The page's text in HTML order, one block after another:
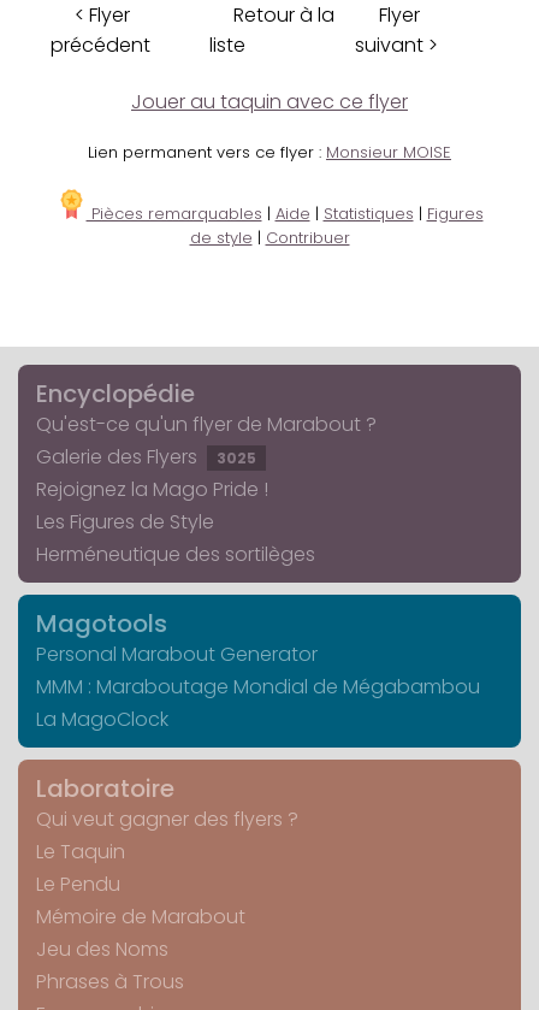
< Flyer
précédent
Retour à la
liste
Flyer
suivant >
Jouer au taquin avec ce flyer
Lien permanent vers ce flyer : Monsieur MOISE
Pièces remarquables | Aide | Statistiques | Figures
de style | Contribuer
Encyclopédie
Qu'est-ce qu'un flyer de Marabout ?
Galerie des Flyers
3025
Rejoignez la Mago Pride !
Les Figures de Style
Herméneutique des sortilèges
Magotools
Personal Marabout Generator
MMM : Maraboutage Mondial de Mégabambou
La MagoClock
Laboratoire
Qui veut gagner des flyers ?
Le Taquin
Le Pendu
Mémoire de Marabout
Jeu des Noms
Phrases à Trous